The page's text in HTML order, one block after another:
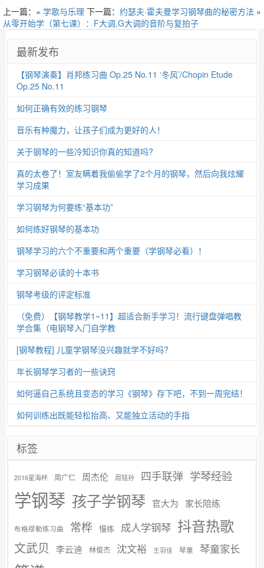
下一篇： 约瑟夫·霍夫曼学习钢琴曲的秘密方法 »
上一篇：« 学歌与乐理
从零开始学（第七课）：F大调,G大调的音阶与复拍子
最新发布
【钢琴演奏】肖邦练习曲 Op.25 No.11 ‘冬风’/Chopin Etude
Op.25 No.11
如何正确有效的练习钢琴
音乐有种魔力，让孩子们成为更好的人！
关于钢琴的一些冷知识你真的知道吗?
真的太卷了！室友瞒着我偷偷学了2个月的钢琴，然后向我炫耀
学习成果
学习钢琴为何要练“基本功”
如何练好钢琴的基本功
钢琴学习的六个不重要和两个重要（学钢琴必看）！
学习钢琴必读的十本书
钢琴考级的评定标准
（免费）【钢琴教学1~11】超适合新手学习！流行键盘弹唱教
学合集（电钢琴入门自学教
[钢琴教程] 儿童学钢琴没兴趣就学不好吗?
年长钢琴学习者的一些诀窍
如何逼自己系统且变态的学习《钢琴》存下吧，不到一周完结！
如何训练出既能轻松抬高、又能独立活动的手指
标签
2016星海杯 周广仁 周杰伦 周铭孙 四手联弹 学琴经验
学钢琴 孩子学钢琴 官大为 家长陪练
布格缪勒练习曲 常桦 慢练 成人学钢琴 抖音热歌
文武贝 李云迪 林俊杰 沈文裕 王羽佳 琴童 琴童家长